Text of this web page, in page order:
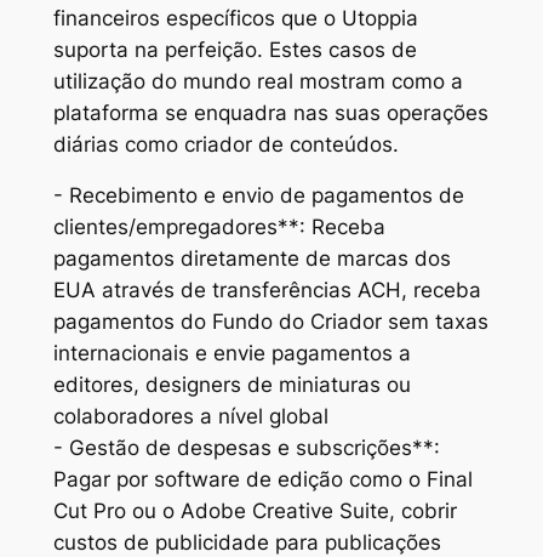
financeiros específicos que o Utoppia
suporta na perfeição. Estes casos de
utilização do mundo real mostram como a
plataforma se enquadra nas suas operações
diárias como criador de conteúdos.
- Recebimento e envio de pagamentos de
clientes/empregadores**: Receba
pagamentos diretamente de marcas dos
EUA através de transferências ACH, receba
pagamentos do Fundo do Criador sem taxas
internacionais e envie pagamentos a
editores, designers de miniaturas ou
colaboradores a nível global
- Gestão de despesas e subscrições**:
Pagar por software de edição como o Final
Cut Pro ou o Adobe Creative Suite, cobrir
custos de publicidade para publicações